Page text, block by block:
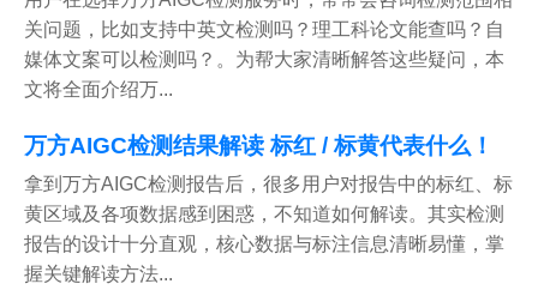
关问题，比如支持中英文检测吗？理工科论文能查吗？自
媒体文案可以检测吗？。为帮大家清晰解答这些疑问，本
文将全面介绍万...
万方AIGC检测结果解读 标红 / 标黄代表什么！
拿到万方AIGC检测报告后，很多用户对报告中的标红、标
黄区域及各项数据感到困惑，不知道如何解读。其实检测
报告的设计十分直观，核心数据与标注信息清晰易懂，掌
握关键解读方法...